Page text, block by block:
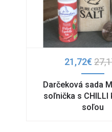
21,72€
Darčeková sada
soľnička s CHILLI
soľou